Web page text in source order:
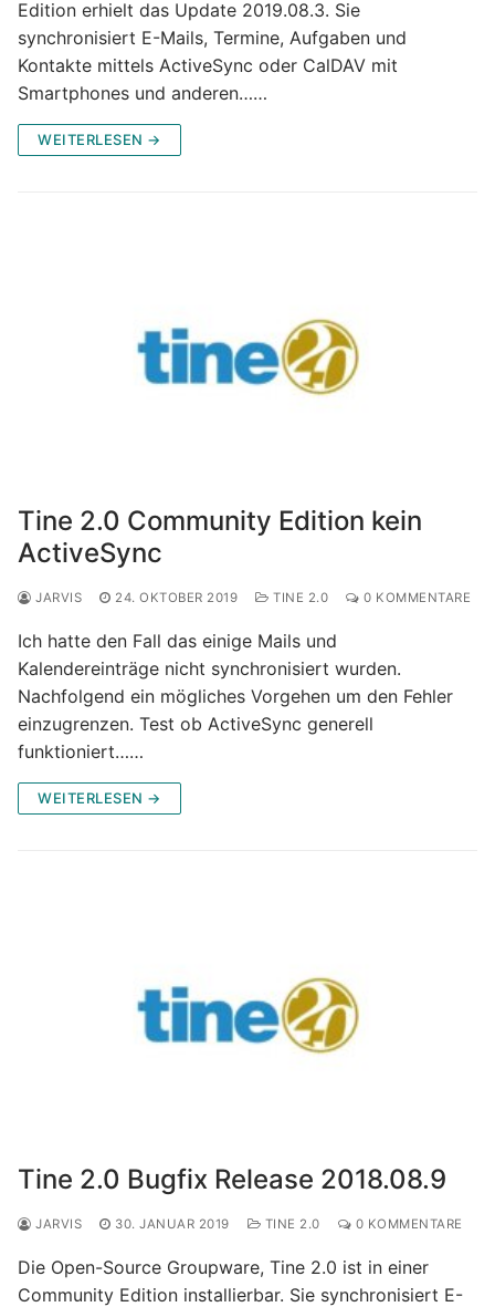
Edition erhielt das Update 2019.08.3. Sie
synchronisiert E-Mails, Termine, Aufgaben und
Kontakte mittels ActiveSync oder CalDAV mit
Smartphones und anderen……
WEITERLESEN →
Tine 2.0 Community Edition kein
ActiveSync
JARVIS 24. OKTOBER 2019 TINE 2.0 0 KOMMENTARE
Ich hatte den Fall das einige Mails und
Kalendereinträge nicht synchronisiert wurden.
Nachfolgend ein mögliches Vorgehen um den Fehler
einzugrenzen. Test ob ActiveSync generell
funktioniert……
WEITERLESEN →
Tine 2.0 Bugfix Release 2018.08.9
JARVIS 30. JANUAR 2019 TINE 2.0 0 KOMMENTARE
Die Open-Source Groupware, Tine 2.0 ist in einer
Community Edition installierbar. Sie synchronisiert E-